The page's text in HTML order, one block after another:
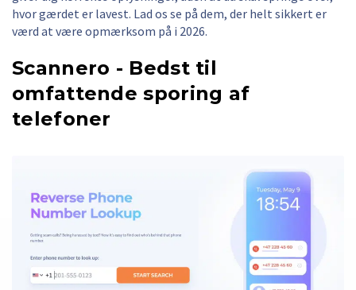
hvor gærdet er lavest. Lad os se på dem, der helt sikkert er
værd at være opmærksom på i 2026.
Scannero - Bedst til
omfattende sporing af
telefoner